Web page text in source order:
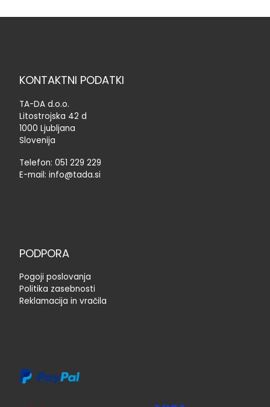
KONTAKTNI PODATKI
TA-DA d.o.o.
Litostrojska 42 d
1000 Ljubljana
Slovenija
Telefon: 051 229 229
E-mail: info@tada.si
PODPORA
Pogoji poslovanja
Politika zasebnosti
Reklamacija in vračila